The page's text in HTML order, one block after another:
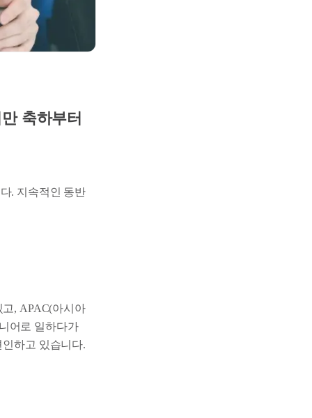
축하부터
. 지속적인 동반
, APAC(아시아
어로 일하다가
하고 있습니다.